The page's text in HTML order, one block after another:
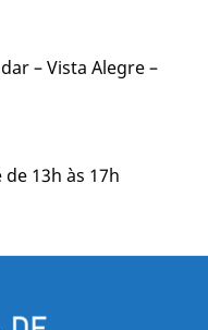
– Vista Alegre –
13h às 17h